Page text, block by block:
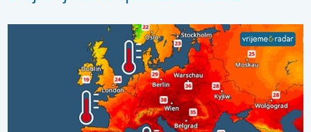
Europska mora neobično topla. Do 30 stupnjeva. . . subota,